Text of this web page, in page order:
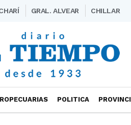
GRAL. ALVEAR CHILLAR
POLITICA